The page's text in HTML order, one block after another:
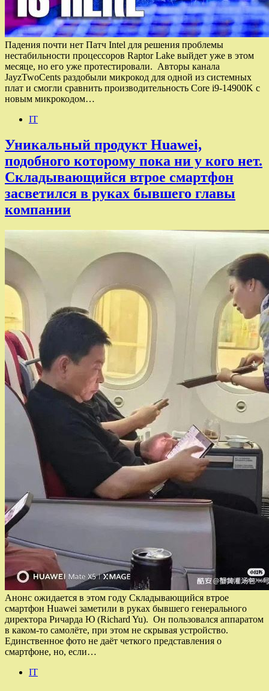
Падения почти нет Патч Intel для решения проблемы
нестабильности процессоров Raptor Lake выйдет уже в этом
месяце, но его уже протестировали. Авторы канала
JayzTwoCents раздобыли микрокод для одной из системных
плат и смогли сравнить производительность Core i9-14900K с
новым микрокодом…
IT
Уникальный продукт Huawei,
подобного которому пока ни у кого нет.
Складывающийся втрое смартфон
засветился в руках бывшего главы
компании
Анонс ожидается в этом году Складывающийся втрое
смартфон Huawei заметили в руках бывшего генерального
директора Ричарда Ю (Richard Yu). Он пользовался аппаратом
в каком-то самолёте, при этом не скрывая устройство.
Единственное фото не даёт четкого представления о
смартфоне, но, если…
IT